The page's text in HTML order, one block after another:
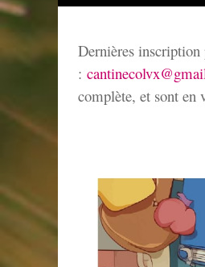
Dernières
:
complète, et sont en